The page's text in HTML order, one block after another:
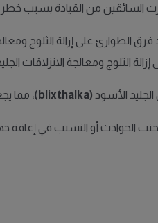
السائقين من القيادة بسبب خطر
الطوارئ على إزالة الثلوج
الثلوج ومعالجة الانزلاقات
الأسود (blixthalka) ، مما
الحوادث أو التسبب في إعاقة